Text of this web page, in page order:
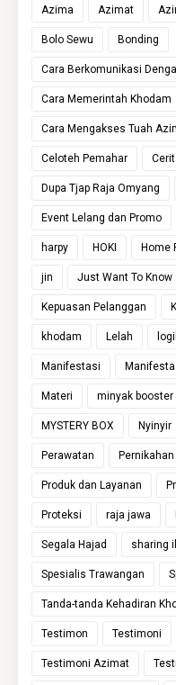
Azima Azimat
Bolo Sewu Bonding
Cara Berkomunikasi
Cara Memerintah Khodam
Cara Mengakses Tuah
Celoteh Pemahar
Dupa Tjap Raja Omyang
Event Lelang dan Promo
harpy HOKI Home
jin Just Want To Know
Kepuasan Pelanggan
khodam Lelah
Manifestasi
Materi minyak booster
MYSTERY BOX Nyinyir
Perawatan Pernikahan
Produk dan Layanan
Proteksi raja jawa
Segala Hajad sharing
Spesialis Trawangan
Tanda-tanda Kehadiran
Testimon Testimoni
Testimoni Azimat